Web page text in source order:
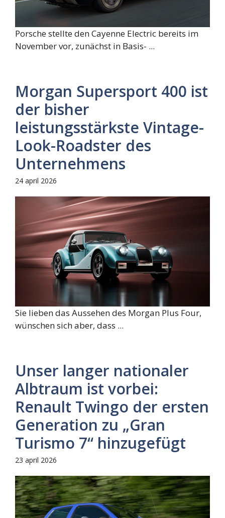
Porsche stellte den Cayenne Electric bereits im
November vor, zunächst in Basis- ...
Morgan Supersport 400 ist
der bisher
leistungsstärkste Vintage-
Look-Roadster des
Unternehmens
24 april 2026
Sie lieben das Aussehen des Morgan Plus Four,
wünschen sich aber, dass ...
Unser langer nationaler
Albtraum ist vorbei:
Renault Twingo der ersten
Generation zu „Gran
Turismo 7“ hinzugefügt
23 april 2026